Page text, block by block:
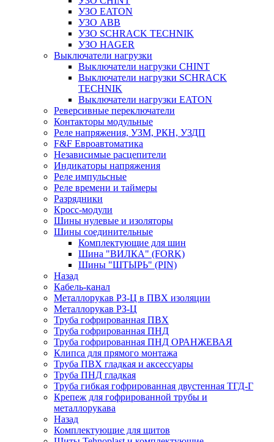
УЗО EATON
УЗО ABB
УЗО SCHRACK TECHNIK
УЗО HAGER
Выключатели нагрузки
Выключатели нагрузки CHINT
Выключатели нагрузки SCHRACK
TECHNIK
Выключатели нагрузки EATON
Реверсивные переключатели
Контакторы модульные
Реле напряжения, УЗМ, РКН, УЗДП
F&F Евроавтоматика
Независимые расцепители
Индикаторы напряжения
Реле импульсные
Реле времени и таймеры
Разрядники
Кросс-модули
Шины нулевые и изоляторы
Шины соединительные
Комплектующие для шин
Шина "ВИЛКА" (FORK)
Шины "ШТЫРЬ" (PIN)
Назад
Кабель-канал
Металлорукав РЗ-Ц в ПВХ изоляции
Металлорукав РЗ-Ц
Труба гофрированная ПВХ
Труба гофрированная ПНД
Труба гофрированная ПНД ОРАНЖЕВАЯ
Клипса для прямого монтажа
Труба ПВХ гладкая и аксессуары
Труба ПНД гладкая
Труба гибкая гофрированная двустенная ТГД-Г
Крепеж для гофрированной трубы и
металлорукава
Назад
Комплектующие для щитов